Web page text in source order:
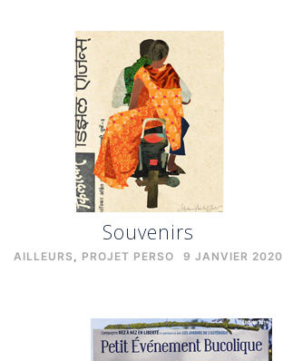
Souvenirs
AILLEURS , PROJET PERSO 9 JANVIER 2020